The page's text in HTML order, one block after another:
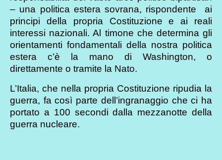
– una politica estera sovrana, rispondente ai
principi della propria Costituzione e ai reali
interessi nazionali. Al timone che determina gli
orientamenti fondamentali della nostra politica
estera c’è la mano di Washington, o
direttamente o tramite la Nato.
L’Italia, che nella propria Costituzione ripudia la
guerra, fa così parte dell’ingranaggio che ci ha
portato a 100 secondi dalla mezzanotte della
guerra nucleare.